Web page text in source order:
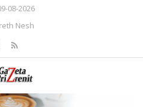
08-2026
Nesh